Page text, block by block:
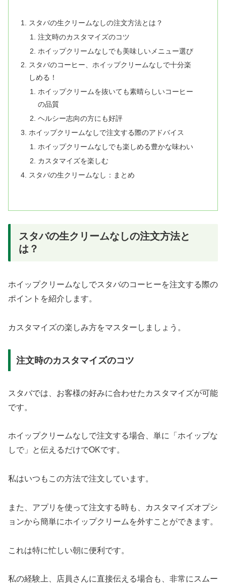
スタバの生クリームなしの注文方法とは？
注文時のカスタマイズのコツ
ホイップクリームなしでも美味しいメニュー選び
スタバのコーヒー、ホイップクリームなしで十分楽
しめる！
ホイップクリームを抜いても素晴らしいコーヒー
の品質
ヘルシー志向の方にも好評
ホイップクリームなしで注文する際のアドバイス
ホイップクリームなしでも楽しめる豊かな味わい
カスタマイズを楽しむ
スタバの生クリームなし：まとめ
スタバの生クリームなしの注文方法と
は？
ホイップクリームなしでスタバのコーヒーを注文する際の
ポイントを紹介します。
カスタマイズの楽しみ方をマスターしましょう。
注文時のカスタマイズのコツ
スタバでは、お客様の好みに合わせたカスタマイズが可能
です。
ホイップクリームなしで注文する場合、単に「ホイップな
しで」と伝えるだけでOKです。
私はいつもこの方法で注文しています。
また、アプリを使って注文する時も、カスタマイズオプシ
ョンから簡単にホイップクリームを外すことができます。
これは特に忙しい朝に便利です。
私の経験上、店員さんに直接伝える場合も、非常にスムー